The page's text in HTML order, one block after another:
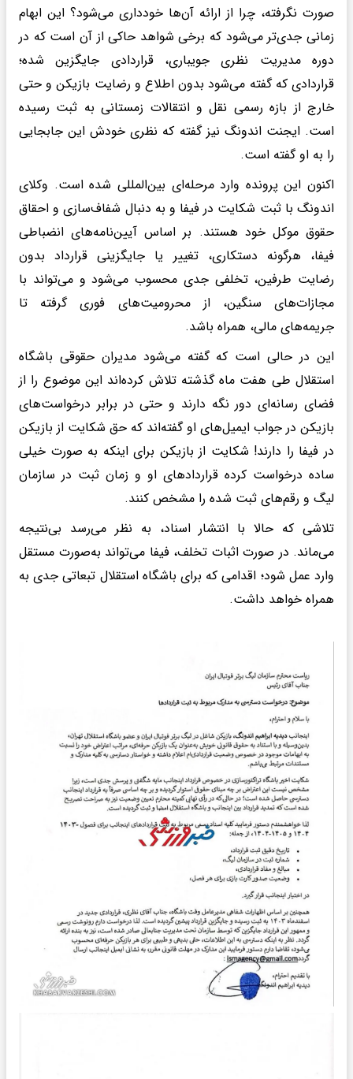
صورت نگرفته، چرا از ارائه آن‌ها خودداری می‌شود؟ این ابهام
زمانی جدی‌تر می‌شود که برخی شواهد حاکی از آن است که در
دوره مدیریت نظری جویباری، قراردادی جایگزین شده؛
قراردادی که گفته می‌شود بدون اطلاع و رضایت بازیکن و حتی
خارج از بازه رسمی نقل و انتقالات زمستانی به ثبت رسیده
است. ایجنت اندونگ نیز گفته که نظری خودش این جابجایی
را به او گفته است.
اکنون این پرونده وارد مرحله‌ای بین‌المللی شده است. وکلای
اندونگ با ثبت شکایت در فیفا و به دنبال شفاف‌سازی و احقاق
حقوق موکل خود هستند. بر اساس آیین‌نامه‌های انضباطی
فیفا، هرگونه دستکاری، تغییر یا جایگزینی قرارداد بدون
رضایت طرفین، تخلفی جدی محسوب می‌شود و می‌تواند با
مجازات‌های سنگین، از محرومیت‌های فوری گرفته تا
جریمه‌های مالی، همراه باشد.
این در حالی است که گفته می‌شود مدیران حقوقی باشگاه
استقلال طی هفت ماه گذشته تلاش کرده‌اند این موضوع را از
فضای رسانه‌ای دور نگه دارند و حتی در برابر درخواست‌های
بازیکن در جواب ایمیل‌های او گفته‌اند که حق شکایت از بازیکن
در فیفا را دارند! شکایت از بازیکن برای اینکه به صورت خیلی
ساده درخواست کرده قراردادهای او و زمان ثبت در سازمان
لیگ و رقم‌های ثبت شده را مشخص کنند.
تلاشی که حالا با انتشار اسناد، به نظر می‌رسد بی‌نتیجه
می‌ماند. در صورت اثبات تخلف، فیفا می‌تواند به‌صورت مستقل
وارد عمل شود؛ اقدامی که برای باشگاه استقلال تبعاتی جدی به
همراه خواهد داشت.